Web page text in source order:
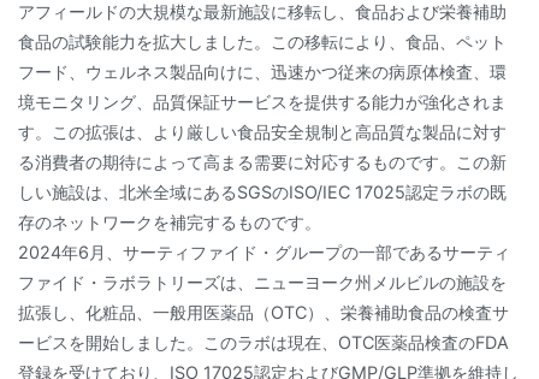
アフィールドの大規模な最新施設に移転し、食品および栄養補助
食品の試験能力を拡大しました。この移転により、食品、ペット
フード、ウェルネス製品向けに、迅速かつ従来の病原体検査、環
境モニタリング、品質保証サービスを提供する能力が強化されま
す。この拡張は、より厳しい食品安全規制と高品質な製品に対す
る消費者の期待によって高まる需要に対応するものです。この新
しい施設は、北米全域にあるSGSのISO/IEC 17025認定ラボの既
存のネットワークを補完するものです。
2024年6月、サーティファイド・グループの一部であるサーティ
ファイド・ラボラトリーズは、ニューヨーク州メルビルの施設を
拡張し、化粧品、一般用医薬品（OTC）、栄養補助食品の検査サ
ービスを開始しました。このラボは現在、OTC医薬品検査のFDA
登録を受けており、ISO 17025認定およびGMP/GLP準拠を維持し